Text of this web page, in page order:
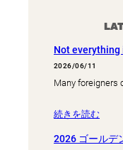
Not everything
2026/06/11
Many foreigners
続きを読む
2026 ゴールデ